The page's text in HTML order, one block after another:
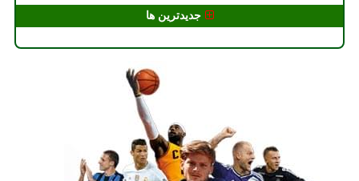
جدیدترین ها